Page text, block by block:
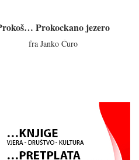
Prokockano jezero
fra Janko Ćuro